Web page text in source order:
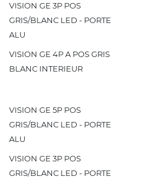
VISION GE 3P POS
GRIS/BLANC LED - PORTE
ALU
VISION GE 4P A POS GRIS
BLANC INTERIEUR
VISION GE 5P POS
GRIS/BLANC LED - PORTE
ALU
VISION GE 3P POS
GRIS/BLANC LED - PORTE